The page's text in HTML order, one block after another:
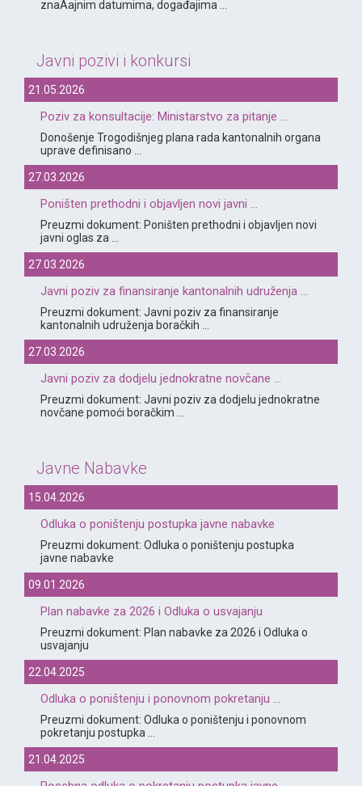
znaÄajnim datumima, događajima ...
Javni pozivi i konkursi
21.05.2026
Poziv za konsultacije: Ministarstvo za pitanje ...
Donošenje Trogodišnjeg plana rada kantonalnih organa
uprave definisano ...
27.03.2026
Poništen prethodni i objavljen novi javni ...
Preuzmi dokument: Poništen prethodni i objavljen novi
javni oglas za ...
27.03.2026
Javni poziv za finansiranje kantonalnih udruženja ...
Preuzmi dokument: Javni poziv za finansiranje
kantonalnih udruženja boračkih ...
27.03.2026
Javni poziv za dodjelu jednokratne novčane ...
Preuzmi dokument: Javni poziv za dodjelu jednokratne
novčane pomoći boračkim ...
Javne Nabavke
15.04.2026
Odluka o poništenju postupka javne nabavke
Preuzmi dokument: Odluka o poništenju postupka
javne nabavke
09.01.2026
Plan nabavke za 2026 i Odluka o usvajanju
Preuzmi dokument: Plan nabavke za 2026 i Odluka o
usvajanju
22.04.2025
Odluka o poništenju i ponovnom pokretanju ...
Preuzmi dokument: Odluka o poništenju i ponovnom
pokretanju postupka ...
21.04.2025